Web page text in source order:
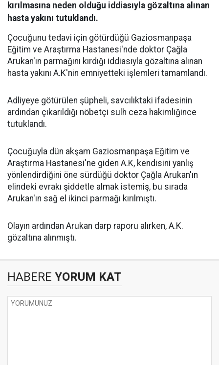
kırılmasına neden olduğu iddiasıyla gözaltına alınan
hasta yakını tutuklandı.
Çocuğunu tedavi için götürdüğü Gaziosmanpaşa
Eğitim ve Araştırma Hastanesi'nde doktor Çağla
Arukan'ın parmağını kırdığı iddiasıyla gözaltına alınan
hasta yakını A.K'nin emniyetteki işlemleri tamamlandı.
Adliyeye götürülen şüpheli, savcılıktaki ifadesinin
ardından çıkarıldığı nöbetçi sulh ceza hakimliğince
tutuklandı.
Çocuğuyla dün akşam Gaziosmanpaşa Eğitim ve
Araştırma Hastanesi'ne giden A.K, kendisini yanlış
yönlendirdiğini öne sürdüğü doktor Çağla Arukan'ın
elindeki evrakı şiddetle almak istemiş, bu sırada
Arukan'ın sağ el ikinci parmağı kırılmıştı.
Olayın ardından Arukan darp raporu alırken, A.K.
gözaltına alınmıştı.
HABERE YORUM KAT